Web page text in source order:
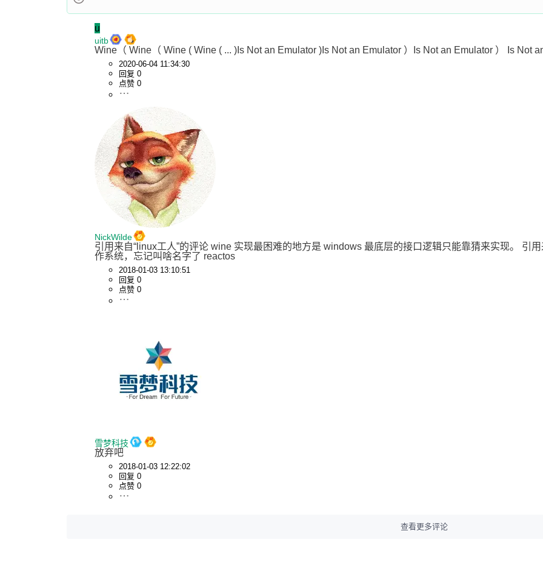
u
uitb
Wine（ Wine（ Wine ( Wine ( ... )Is Not an Emulator )Is Not an Emulator ）Is Not an Emulator ） Is Not
2020-06-04 11:34:30
回复 0
点赞 0
NickWilde
引用来自“linux工人”的评论 wine 实现最困难的地方是 windows 最底层的接口逻辑只能靠猜来实现。 引
作系统，忘记叫啥名字了 reactos
2018-01-03 13:10:51
回复 0
点赞 0
雪梦科技
放弃吧
2018-01-03 12:22:02
回复 0
点赞 0
查看更多评论